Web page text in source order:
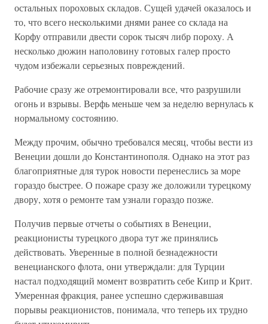
остальных пороховых складов. Сущей удачей оказалось и
то, что всего несколькими днями ранее со склада на
Корфу отправили двести сорок тысяч либр пороху. А
несколько дюжин наполовину готовых галер просто
чудом избежали серьезных повреждений.
Рабочие сразу же отремонтировали все, что разрушили
огонь и взрывы. Верфь меньше чем за неделю вернулась к
нормальному состоянию.
Между прочим, обычно требовался месяц, чтобы вести из
Венеции дошли до Константинополя. Однако на этот раз
благоприятные для турок новости перенеслись за море
гораздо быстрее. О пожаре сразу же доложили турецкому
двору, хотя о ремонте там узнали гораздо позже.
Получив первые отчеты о событиях в Венеции,
реакционисты турецкого двора тут же принялись
действовать. Уверенные в полной безнадежности
венецианского флота, они утверждали: для Турции
настал подходящий момент возвратить себе Кипр и Крит.
Умеренная фракция, ранее успешно сдерживавшая
порывы реакционистов, понимала, что теперь их трудно